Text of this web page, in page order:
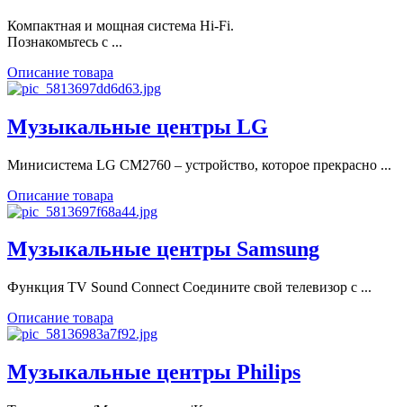
Компактная и мощная система Hi-Fi.
Познакомьтесь с ...
Описание товара
Музыкальные центры LG
Минисистема LG CM2760 – устройство, которое прекрасно ...
Описание товара
Музыкальные центры Samsung
Функция TV Sound Connect Соедините свой телевизор с ...
Описание товара
Музыкальные центры Philips